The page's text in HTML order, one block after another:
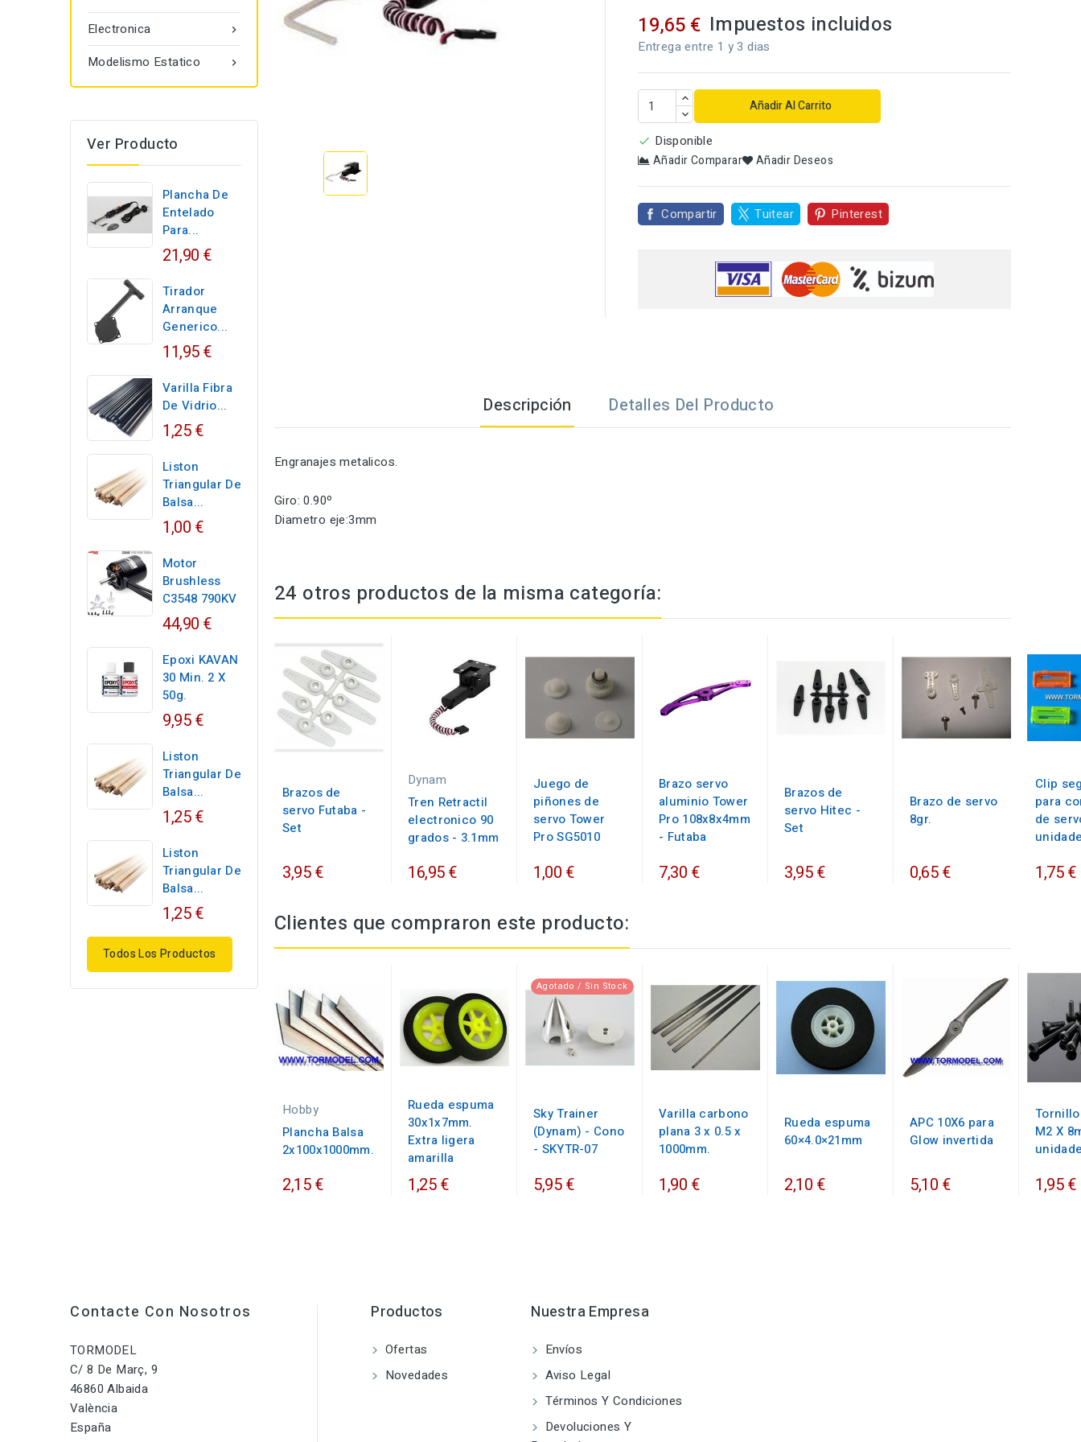

Electronica

Modelismo Estatico
Ver Producto
Plancha De
Entelado
Para...
21,90 €
Tirador
Arranque
Generico...
11,95 €
Varilla Fibra
De Vidrio...
1,25 €
Liston
Triangular De
Balsa...
1,00 €
Motor
Brushless
C3548 790KV
44,90 €
Epoxi KAVAN
30 Min. 2 X
50g.
9,95 €
Liston
Triangular De
Balsa...
1,25 €
Liston
Triangular De
Balsa...
1,25 €
Todos Los Productos
19,65 € Impuestos incluidos
Entrega entre 1 y 3 dias
Añadir Al Carrito
 Disponible
Añadir Comparar Añadir Deseos
Compartir Tuitear Pinterest
Descripción Detalles Del Producto
Engranajes metalicos.
Giro: 0.90º
Diametro eje:3mm
24 otros productos de la misma categoría:
Brazos de
servo Futaba -
Set
3,95 €
Dynam
Tren Retractil
electronico 90
grados - 3.1mm
16,95 €
Juego de
piñones de
servo Tower
Pro SG5010
1,00 €
Brazo servo
aluminio Tower
Pro 108x8x4mm
- Futaba
7,30 €
Brazos de
servo Hitec -
Set
3,95 €
Brazo de servo
8gr.
0,65 €
Clip
para
de
1,75 €
Clientes que compraron este producto:
Hobby
Plancha Balsa
2x100x1000mm.
2,15 €
Rueda espuma
30x1x7mm.
Extra ligera
amarilla
1,25 €
Agotado / Sin Stock
Sky Trainer
(Dynam) - Cono
- SKYTR-07
5,95 €
Varilla carbono
plana 3 x 0.5 x
1000mm.
1,90 €
Rueda espuma
60×4.0×21mm
2,10 €
APC 10X6 para
Glow invertida
5,10 €
M2 X
1,95 €
Contacte Con Nosotros
TORMODEL
C/ 8 De Març, 9
46860 Albaida
València
España
Productos
Ofertas
Novedades
Nuestra Empresa
Envíos
Aviso Legal
Términos Y Condiciones
Devoluciones Y